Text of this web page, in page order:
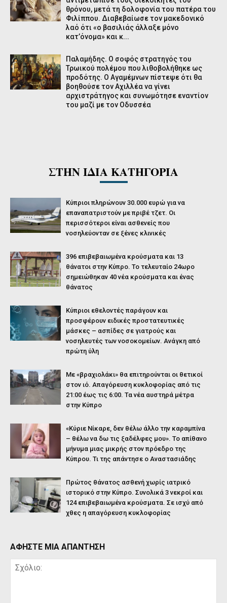
θρόνου, μετά τη δολοφονία του πατέρα του
Φιλίππου. Διαβεβαίωσε τον μακεδονικό
λαό ότι «ο βασιλιάς άλλαξε μόνο
κατ’όνομα» και κ...
Παλαμήδης. Ο σοφός στρατηγός του
Τρωικού πολέμου που λιθοβολήθηκε ως
προδότης. Ο Αγαμέμνων πίστεψε ότι θα
βοηθούσε τον Αχιλλέα να γίνει
αρχιστράτηγος και συνωμότησε εναντίον
του μαζί με τον Οδυσσέα
ΣΤΗΝ ΙΔΙΑ ΚΑΤΗΓΟΡΙΑ
Κύπριοι πληρώνουν 30.000 ευρώ για να
επαναπατριστούν με πριβέ τζετ. Οι
περισσότεροι είναι ασθενείς που
νοσηλεύονταν σε ξένες κλινικές
396 επιβεβαιωμένα κρούσματα και 13
θάνατοι στην Κύπρο. Το τελευταίο 24ωρο
σημειώθηκαν 40 νέα κρούσματα και ένας
θάνατος
Κύπριοι εθελοντές παράγουν και
προσφέρουν ειδικές προστατευτικές
μάσκες – ασπίδες σε γιατρούς και
νοσηλευτές των νοσοκομείων. Ανάγκη από
πρώτη ύλη
Με «βραχιολάκι» θα επιτηρούνται οι θετικοί
στον ιό. Απαγόρευση κυκλοφορίας από τις
21:00 έως τις 6:00. Τα νέα αυστηρά μέτρα
στην Κύπρο
«Κύριε Νίκαρε, δεν θέλω άλλο την καραμπίνα
– θέλω να δω τις ξαδέλφες μου». Το απίθανο
μήνυμα μιας μικρής στον πρόεδρο της
Κύπρου. Τι της απάντησε ο Αναστασιάδης
Πρώτος θάνατος ασθενή χωρίς ιατρικό
ιστορικό στην Κύπρο. Συνολικά 3 νεκροί και
124 επιβεβαιωμένα κρούσματα. Σε ισχύ από
χθες η απαγόρευση κυκλοφορίας
ΑΦΗΣΤΕ ΜΙΑ ΑΠΑΝΤΗΣΗ